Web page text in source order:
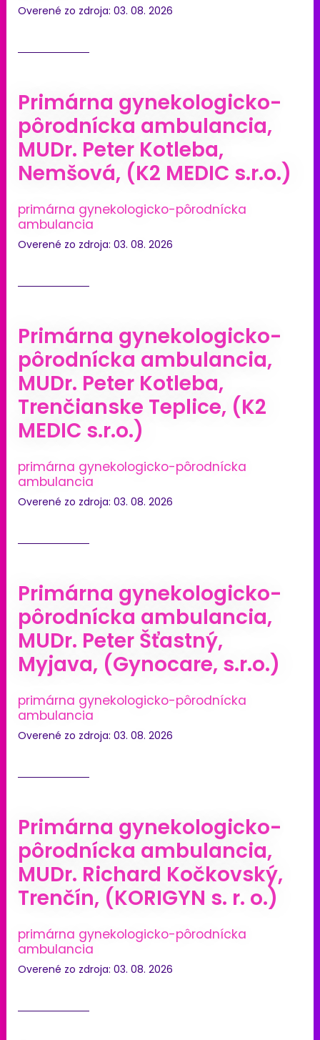
Overené zo zdroja: 03. 08. 2026
Primárna gynekologicko-
pôrodnícka ambulancia,
MUDr. Peter Kotleba,
Nemšová, (K2 MEDIC s.r.o.)
primárna gynekologicko-pôrodnícka
ambulancia
Overené zo zdroja: 03. 08. 2026
Primárna gynekologicko-
pôrodnícka ambulancia,
MUDr. Peter Kotleba,
Trenčianske Teplice, (K2
MEDIC s.r.o.)
primárna gynekologicko-pôrodnícka
ambulancia
Overené zo zdroja: 03. 08. 2026
Primárna gynekologicko-
pôrodnícka ambulancia,
MUDr. Peter Šťastný,
Myjava, (Gynocare, s.r.o.)
primárna gynekologicko-pôrodnícka
ambulancia
Overené zo zdroja: 03. 08. 2026
Primárna gynekologicko-
pôrodnícka ambulancia,
MUDr. Richard Kočkovský,
Trenčín, (KORIGYN s. r. o.)
primárna gynekologicko-pôrodnícka
ambulancia
Overené zo zdroja: 03. 08. 2026